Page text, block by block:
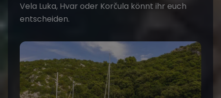
Vela Luka, Hvar oder Korčula könnt ihr euch
entscheiden.